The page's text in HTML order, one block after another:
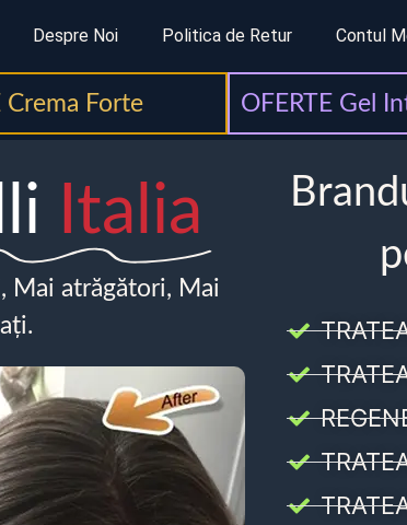
Despre Noi Politica de Retur Contul
Crema Forte OFERTE Gel
Italia
Mai atrăgători, Mai